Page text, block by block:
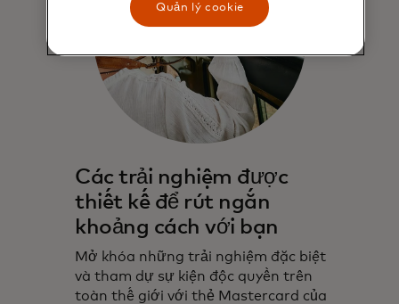
Các trải nghiệm được
thiết kế để rút ngắn
khoảng cách với bạn
Mở khóa những trải nghiệm đặc biệt
và tham dự sự kiện độc quyền trên
toàn thế giới với thẻ Mastercard của
Quản lý cookie